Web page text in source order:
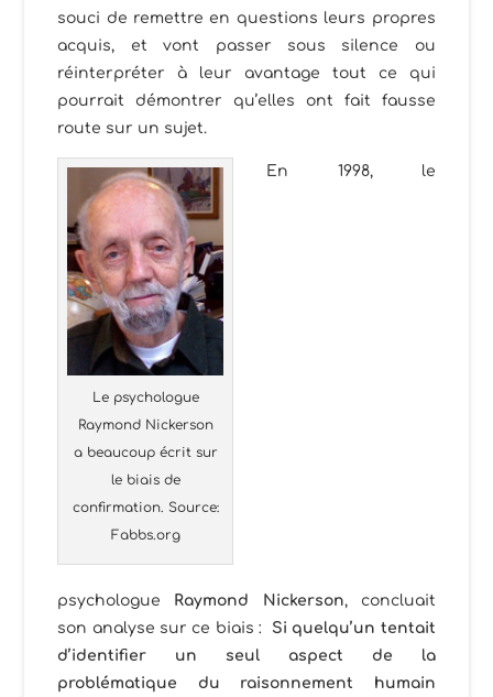
souci de remettre en questions leurs propres
acquis, et vont passer sous silence ou
réinterpréter à leur avantage tout ce qui
pourrait démontrer qu’elles ont fait fausse
route sur un sujet.
Le psychologue
Raymond Nickerson
a beaucoup écrit sur
le biais de
confirmation. Source:
Fabbs.org
En 1998, le
psychologue Raymond Nickerson, concluait
son analyse sur ce biais :
Si quelqu’un tentait
d’identifier un seul aspect de la
problématique du raisonnement humain